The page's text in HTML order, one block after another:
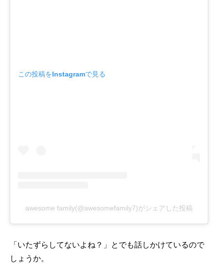
この投稿をInstagramで見る
awesome family(@awesomefamily7)がシェアした投稿
「いたずらしてないよね？」とでも話しかけているので
しょうか。